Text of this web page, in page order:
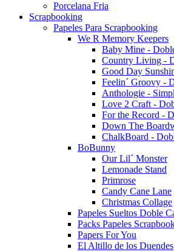
Porcelana Fria
Scrapbooking
Papeles Para Scrapbooking
We R Memory Keepers
Baby Mine -
Country Living -
Good Day
Feelin´ Groovy -
Anthologie -
Love 2 Craft -
For the Record -
Down The
ChalkBoard -
BoBunny
Our Lil´ Monster
Lemonade Stand
Primrose
Candy Cane Lane
Christmas Collage
Papeles Sueltos Doble
Packs Papeles
Papers For You
El Altillo de los Duendes